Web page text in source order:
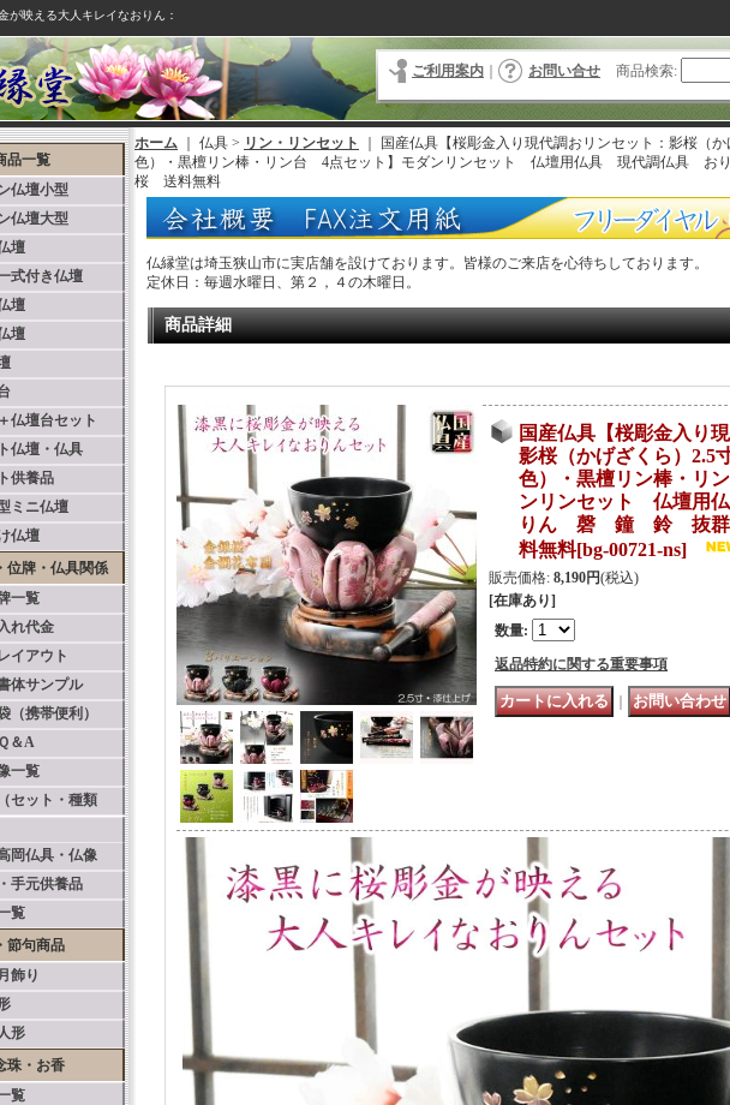
が映える大人キレイなおりん：
ご利用案内 お問い合せ 商品検索:
品一覧
壇小型
壇大型
壇
付き仏壇
壇
壇
壇台セット
壇・仏具
養品
ニ仏壇
壇
牌・仏具関係
覧
代金
アウト
サンプル
携帯便利）
＆A
覧
ット・種類
仏具・仏像
元供養品
覧
節句商品
り
形
珠・お香
覧
ホーム ｜ 仏具 > リン・リンセット
国産仏具【桜彫金入り現代調おリンセット：影桜（
色）・黒檀リン棒・リン台 4点セット】モダンリンセット 仏壇用仏具 現代調仏
桜 送料無料
仏縁堂は埼玉狭山市に実店舗を設けております。皆様のご来店を心待ちしております。
定休日：毎週水曜日、第２，４の木曜日。
商品詳細
国産仏具【桜彫金入り
影桜（かげざくら）2.5
色）・黒檀リン棒・リ
ンリンセット 仏壇用
りん 磬 鐘 鈴 抜群
料無料[bg-00721-ns]
販売価格: 8,190円(税込)
[在庫あり]
数量:
返品特約に関する重要事項